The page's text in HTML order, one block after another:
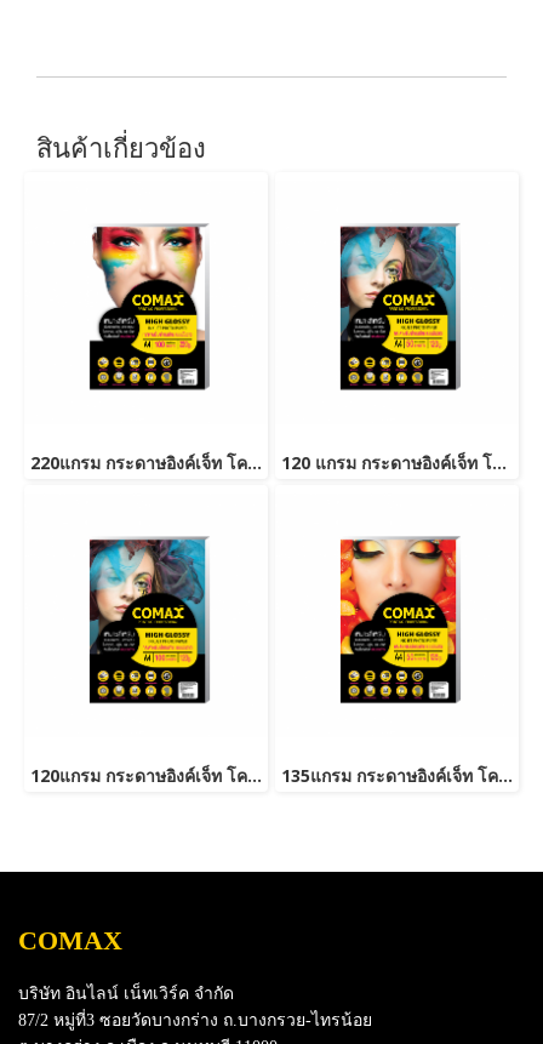
สินค้าเกี่ยวข้อง
220แกรม กระดาษอิงค์เจ็ท โคแม็กซ์ มันวาว A4 (100แผ่น/แพ็ค) 120 แกรม กระดาษอิงค์เจ็ท โคแม็กซ์ มันวาว A4 (50แผ่น/แพ็ค)
120แกรม กระดาษอิงค์เจ็ท โคแม็กซ์ มันวาว A4 (100แผ่น/แพ็ค) 135แกรม กระดาษอิงค์เจ็ท โคแม็กซ์ มันวาว A4 (50แผ่น/แพ็ค)
COMAX
บริษัท อินไลน์ เน็ทเวิร์ค จำกัด
87/2 หมู่ที่3 ซอยวัดบางกร่าง ถ.บางกรวย-ไทรน้อย